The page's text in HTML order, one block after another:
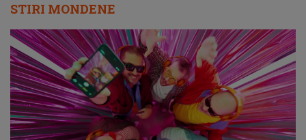
STIRI MONDENE